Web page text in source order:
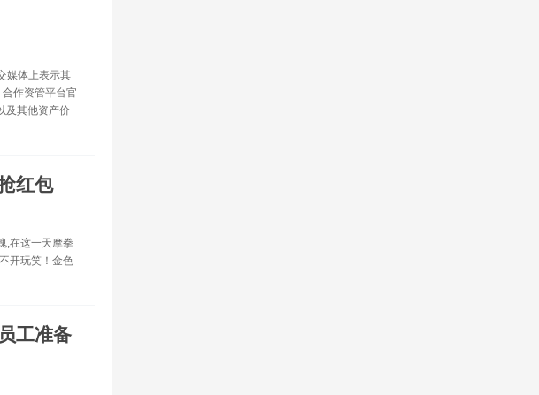
媒体上表示其
作资管平台官
及其他资产价
红包
,在这一天摩拳
开玩笑！金色
工准备